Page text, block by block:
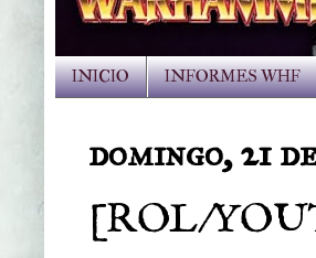
INICIO INFORMES WHF
domingo, 21
[ROL/